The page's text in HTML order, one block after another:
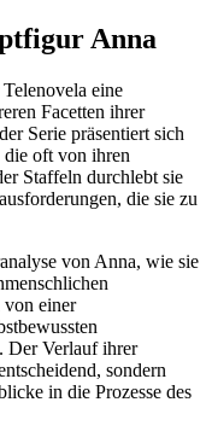
Anna
eine
Facetten ihrer
Serie präsentiert sich
die oft von ihren
Staffeln durchlebt sie
die sie zu
von Anna, wie sie
von einer
Der Verlauf ihrer
sondern
in die Prozesse des